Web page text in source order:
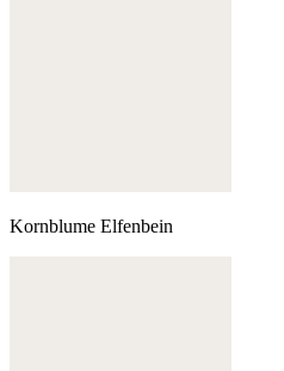
Kornblume Elfenbein